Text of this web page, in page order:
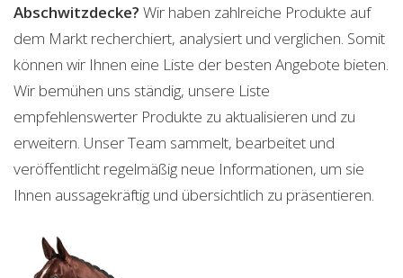
Abschwitzdecke? Wir haben zahlreiche Produkte auf
dem Markt recherchiert, analysiert und verglichen. Somit
können wir Ihnen eine Liste der besten Angebote bieten.
Wir bemühen uns ständig, unsere Liste
empfehlenswerter Produkte zu aktualisieren und zu
erweitern. Unser Team sammelt, bearbeitet und
veröffentlicht regelmäßig neue Informationen, um sie
Ihnen aussagekräftig und übersichtlich zu präsentieren.